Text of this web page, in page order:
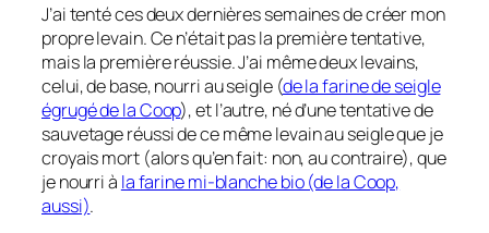
J’ai tenté ces deux dernières semaines de créer mon
propre levain. Ce n’était pas la première tentative,
mais la première réussie. J’ai même deux levains,
celui, de base, nourri au seigle (de la farine de seigle
égrugé de la Coop), et l’autre, né d’une tentative de
sauvetage réussi de ce même levain au seigle que je
croyais mort (alors qu’en fait: non, au contraire), que
je nourri à la farine mi-blanche bio (de la Coop,
aussi).